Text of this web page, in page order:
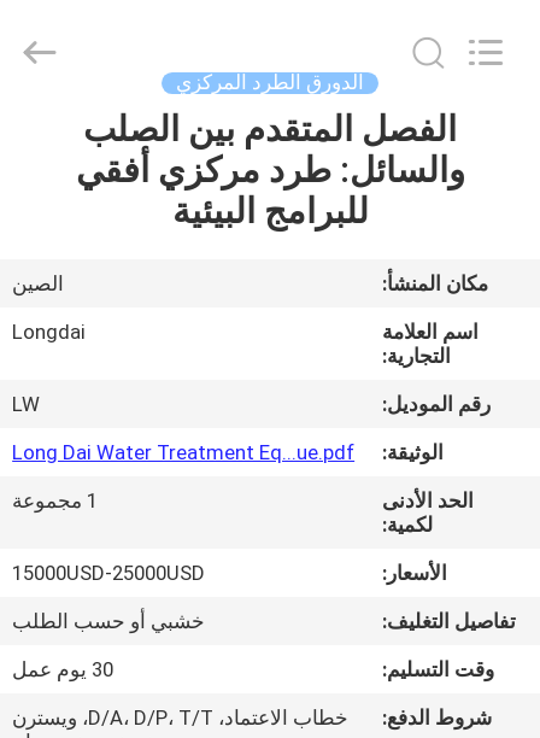
المنزل
فيديوهات
برنامج
المصنع
مراقبة
الدورق الطرد المركزي
الفصل المتقدم بين الصلب
والسائل: طرد مركزي أفقي
للبرامج البيئية
مكان المنشأ:
الصين
اسم العلامة
التجارية:
Longdai
رقم الموديل:
LW
الوثيقة:
Long Dai Water Treatment Eq...ue.pdf
الحد الأدنى
لكمية:
1 مجموعة
الأسعار:
15000USD-25000USD
تفاصيل التغليف:
خشبي أو حسب الطلب
وقت التسليم:
30 يوم عمل
شروط الدفع:
خطاب الاعتماد، D/A، D/P، T/T، ويسترن